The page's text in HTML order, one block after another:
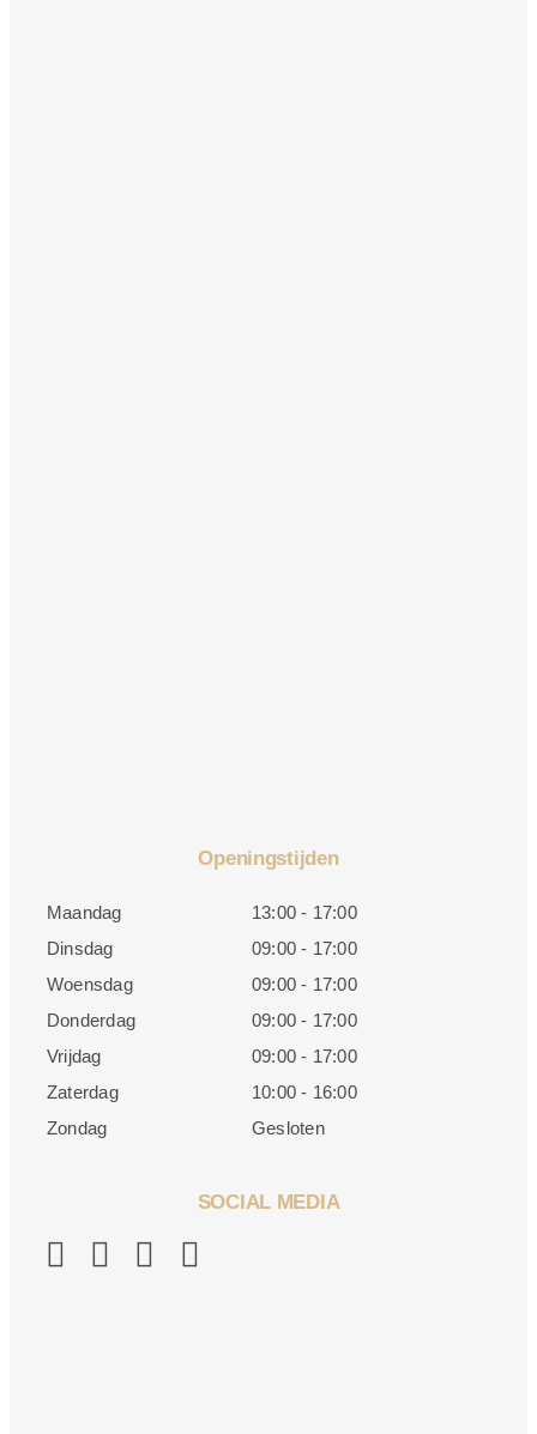
Openingstijden
Maandag
13:00 - 17:00
Dinsdag
09:00 - 17:00
Woensdag
09:00 - 17:00
Donderdag
09:00 - 17:00
Vrijdag
09:00 - 17:00
Zaterdag
10:00 - 16:00
Zondag
Gesloten
SOCIAL MEDIA